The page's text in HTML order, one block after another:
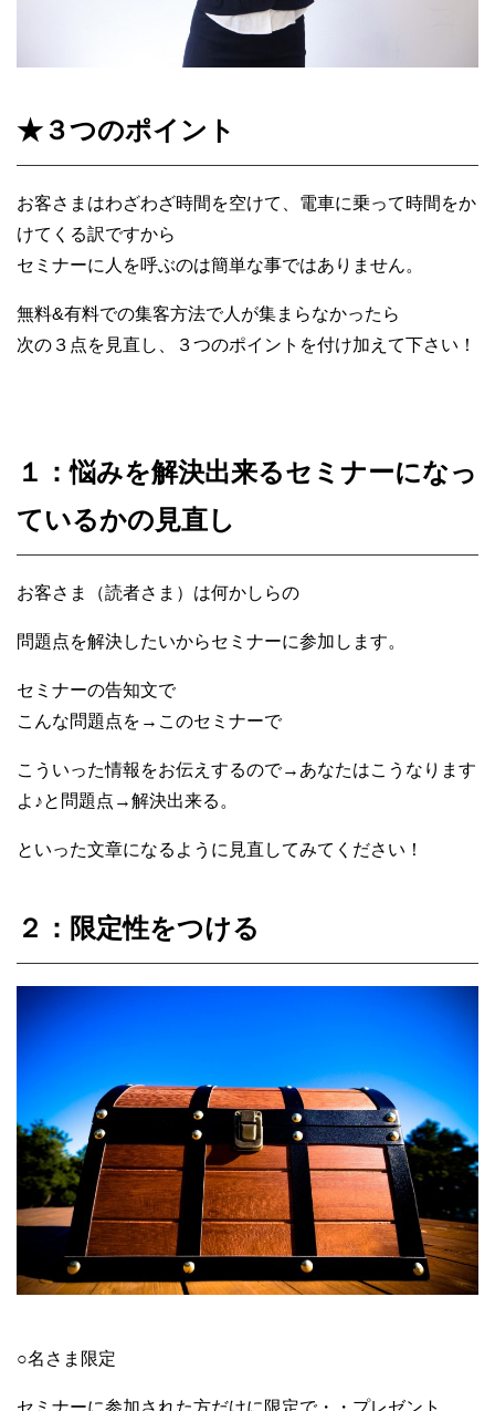
★３つのポイント
お客さまはわざわざ時間を空けて、電車に乗って時間をか
けてくる訳ですから
セミナーに人を呼ぶのは簡単な事ではありません。
無料&有料での集客方法で人が集まらなかったら
次の３点を見直し、３つのポイントを付け加えて下さい！
１：悩みを解決出来るセミナーになっ
ているかの見直し
お客さま（読者さま）は何かしらの
問題点を解決したいからセミナーに参加します。
セミナーの告知文で
こんな問題点を → このセミナーで
こういった情報をお伝えするので→ あなたはこうなります
よ ♪と問題点 →解決出来る。
といった文章になるように見直してみてください！
２：限定性をつける
○名さま限定
セミナーに参加された方だけに限定で・・プレゼント